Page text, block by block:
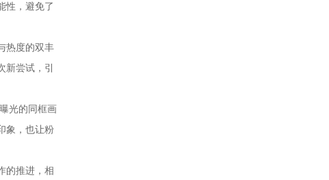
性，避免了
热度的双丰
尝试，引
光的同框画
象，也让粉
的推进，相